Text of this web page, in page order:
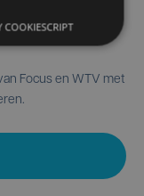
Focus en WTV met
COOKIESCRIPT